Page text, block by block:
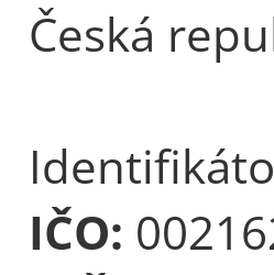
Česká
IČO: